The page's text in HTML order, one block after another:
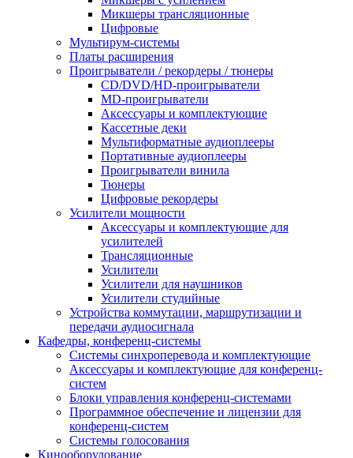
Микшеры трансляционные
Цифровые
Мультирум-системы
Платы расширения
Проигрыватели / рекордеры / тюнеры
CD/DVD/HD-проигрыватели
MD-проигрыватели
Аксессуары и комплектующие
Кассетные деки
Мультиформатные аудиоплееры
Портативные аудиоплееры
Проигрыватели винила
Тюнеры
Цифровые рекордеры
Усилители мощности
Аксессуары и комплектующие для
усилителей
Трансляционные
Усилители
Усилители для наушников
Усилители студийные
Устройства коммутации, маршрутизации и
передачи аудиосигнала
Кафедры, конференц-системы
Cистемы синхроперевода и комплектующие
Аксессуары и комплектующие для конференц-
систем
Блоки управления конференц-системами
Программное обеспечение и лицензии для
конференц-систем
Системы голосования
Кинооборудование